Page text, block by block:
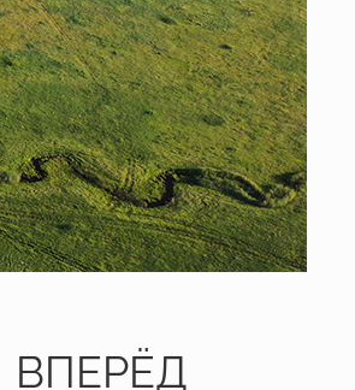
ВПЕРЁД